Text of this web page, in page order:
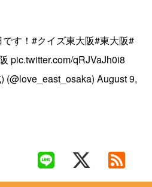
です！#クイズ東大阪#東大阪#
pic.twitter.com/qRJVaJh0i8
(@love_east_osaka)August 9,